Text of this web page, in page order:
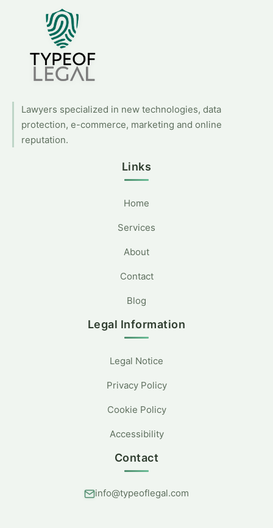
Lawyers specialized in new technologies, data
protection, e-commerce, marketing and online
reputation.
Links
Home
Services
About
Contact
Blog
Legal Information
Legal Notice
Privacy Policy
Cookie Policy
Accessibility
Contact
info@typeoflegal.com